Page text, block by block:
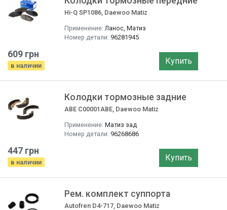
Hi-Q SP1086, Daewoo Matiz
Применение: Ланос, Матиз
Номер детали: 96281945
609 грн
в наличии Купить
Колодки тормозные задние
ABE C00001ABE, Daewoo Matiz
Применение: Матиз зад
Номер детали: 96268686
447 грн
в наличии Купить
Рем. комплект суппорта
Autofren D4-717, Daewoo Matiz